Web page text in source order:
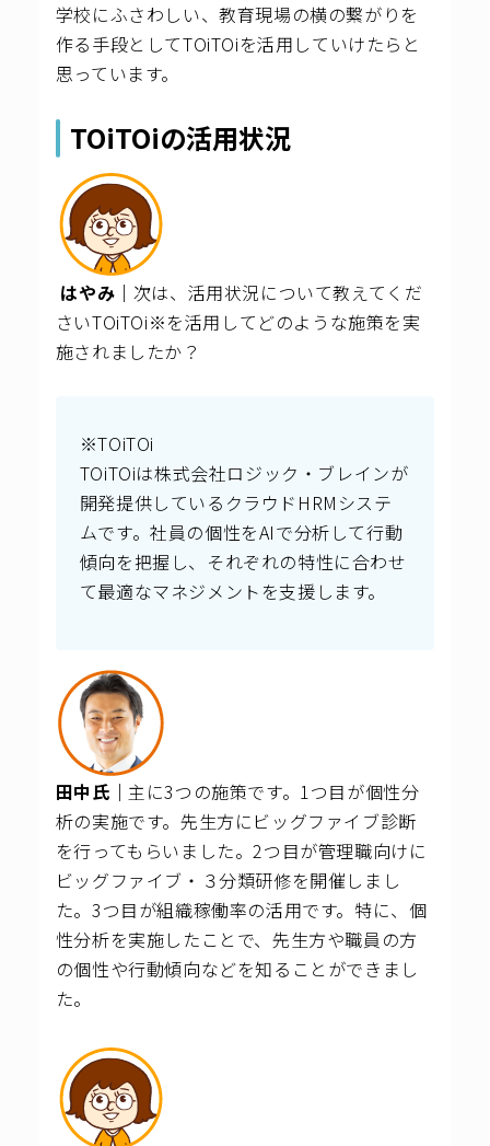
学校にふさわしい、教育現場の横の繋がりを
作る手段としてTOiTOiを活用していけたらと
思っています。
TOiTOiの活用状況
はやみ｜ 次は、活用状況について教えてくだ
さいTOiTOi※を活用してどのような施策を実
施されましたか？
※TOiTOi
TOiTOiは株式会社ロジック・ブレインが
開発提供しているクラウドHRMシステ
ムです。社員の個性をAIで分析して行動
傾向を把握し、それぞれの特性に合わせ
て最適なマネジメントを支援します。
田中氏｜ 主に3つの施策です。1つ目が個性分
析の実施です。先生方にビッグファイブ診断
を行ってもらいました。2つ目が管理職向けに
ビッグファイブ・３分類研修を開催しまし
た。3つ目が組織稼働率の活用です。 特に、個
性分析を実施したことで、先生方や職員の方
の個性や行動傾向などを知ることができまし
た。